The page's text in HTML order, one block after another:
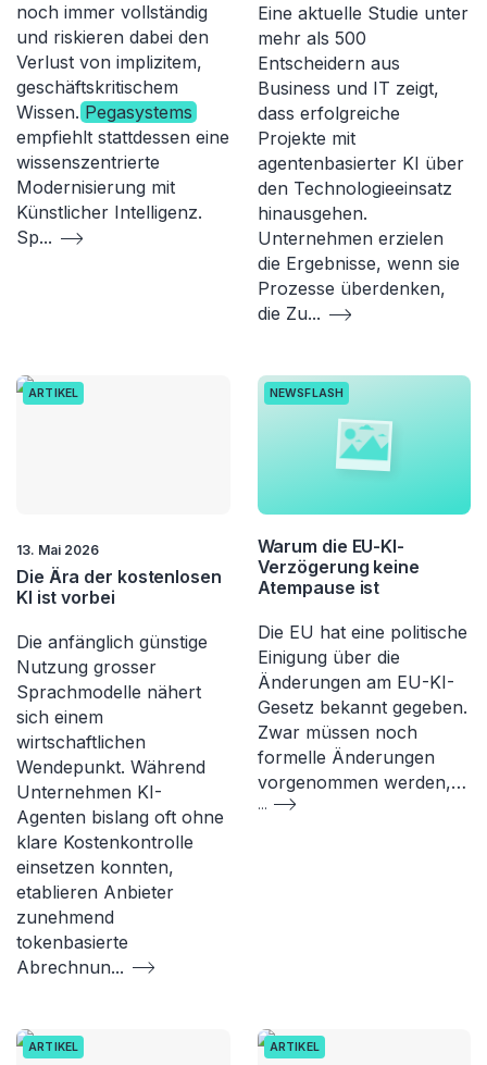
noch immer vollständig
und riskieren dabei den
Verlust von implizitem,
geschäftskritischem
Wissen. Pegasystems
empfiehlt stattdessen eine
wissenszentrierte
Modernisierung mit
Künstlicher Intelligenz.
Sp...
Eine aktuelle Studie unter
mehr als 500
Entscheidern aus
Business und IT zeigt,
dass erfolgreiche
Projekte mit
agentenbasierter KI über
den Technologieeinsatz
hinausgehen.
Unternehmen erzielen
die Ergebnisse, wenn sie
Prozesse überdenken,
die Zu...
ARTIKEL
13. Mai 2026
Die Ära der kostenlosen
KI ist vorbei
Die anfänglich günstige
Nutzung grosser
Sprachmodelle nähert
sich einem
wirtschaftlichen
Wendepunkt. Während
Unternehmen KI-
Agenten bislang oft ohne
klare Kostenkontrolle
einsetzen konnten,
etablieren Anbieter
zunehmend
tokenbasierte
Abrechnun...
NEWSFLASH
Warum die EU-KI-
Verzögerung keine
Atempause ist
Die EU hat eine politische
Einigung über die
Änderungen am EU-KI-
Gesetz bekannt gegeben.
Zwar müssen noch
formelle Änderungen
vorgenommen werden,…
...
ARTIKEL ARTIKEL